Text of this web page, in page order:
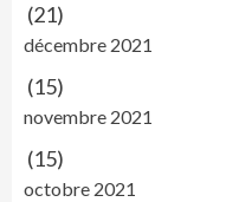
(21)
décembre 2021
(15)
novembre 2021
(15)
octobre 2021